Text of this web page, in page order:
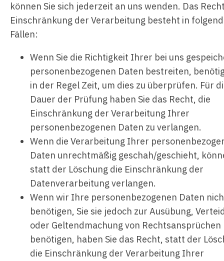
können Sie sich jederzeit an uns wenden. Das
Einschränkung der Verarbeitung besteht in
Fällen:
Wenn Sie die Richtigkeit Ihrer bei uns
personenbezogenen Daten bestreiten,
in der Regel Zeit, um dies zu überprüfen. Für
Dauer der Prüfung haben Sie das Recht, die
Einschränkung der Verarbeitung Ihrer
personenbezogenen Daten zu verlangen.
Wenn die Verarbeitung Ihrer
Daten unrechtmäßig geschah/geschieht,
statt der Löschung die Einschränkung der
Datenverarbeitung verlangen.
Wenn wir Ihre personenbezogenen Daten
benötigen, Sie sie jedoch zur Ausübung,
oder Geltendmachung von Rechtsansprüchen
benötigen, haben Sie das Recht, statt der
die Einschränkung der Verarbeitung Ihrer